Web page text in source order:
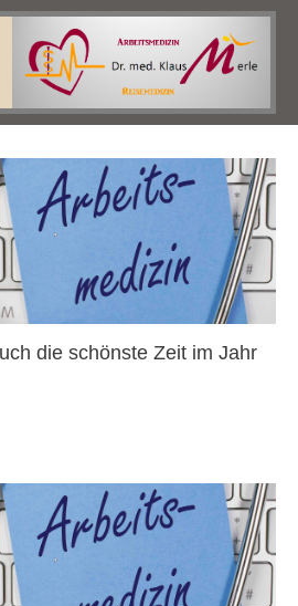
die schönste Zeit im Jahr